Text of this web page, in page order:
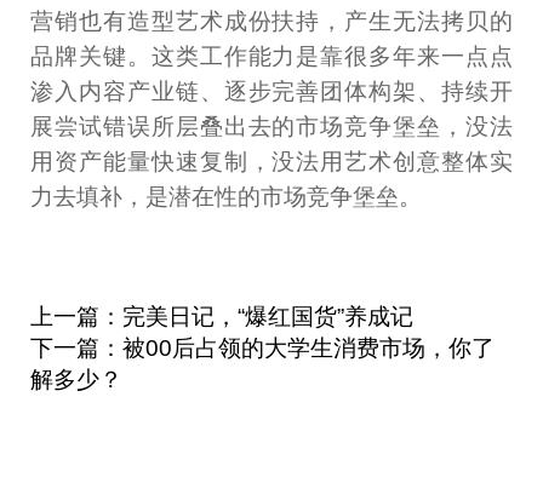
营销也有造型艺术成份扶持，产生无法拷贝的
品牌关键。这类工作能力是靠很多年来一点点
渗入内容产业链、逐步完善团体构架、持续开
展尝试错误所层叠出去的市场竞争堡垒，没法
用资产能量快速复制，没法用艺术创意整体实
力去填补，是潜在性的市场竞争堡垒。
上一篇：完美日记，“爆红国货”养成记
下一篇：被00后占领的大学生消费市场，你了
解多少？